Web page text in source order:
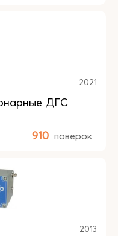
2021
ДГС
910 поверок
2013